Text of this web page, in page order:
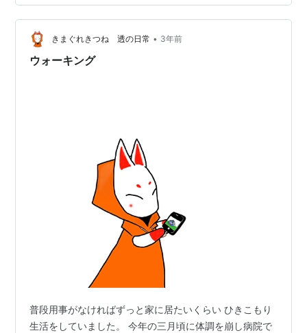
ていないので「曖昧な推測」だと思ってください。 ビッ
トコインが中国でブレイクしたのは2013年でした。守秘
義務が生じるかもしれないので詳細は書けませんが、ざ
っと話すと… mainichi.jp ということになったわけです。
きまぐれきつね 透の日常 • 3年前
ウォーキング
普段用事がなければずっと家に居たいくらい ひきこもり
生活をしていました。 今年の三月頃に体調を崩し病院で